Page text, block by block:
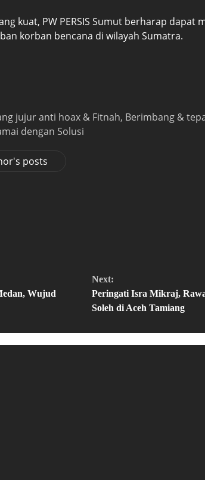
kuat, PW PERSIS Sumut berharap dapat
korban bencana di wilayah Sumatra.
jujur anti hoax & Fitnah, Berimbang &
dengan Solusi
posts
Wujud
Next:
Peringati Isra Mikraj,
Soleh di Aceh Tamiang